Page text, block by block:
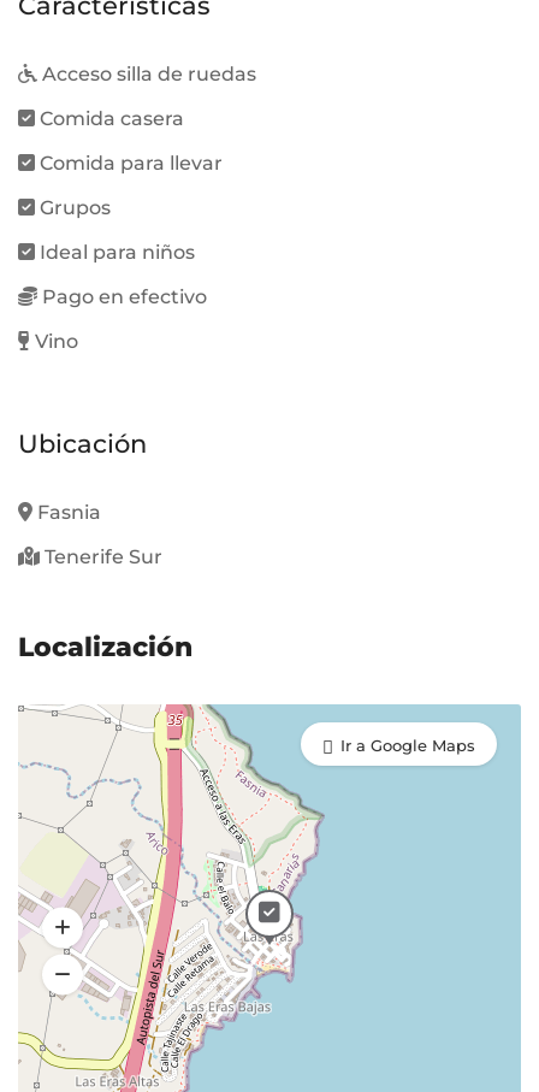
Acceso silla de ruedas
Comida casera
Comida para llevar
Grupos
Ideal para niños
Pago en efectivo
Vino
Ubicación
Fasnia
Tenerife Sur
Localización
Ir a Google Maps